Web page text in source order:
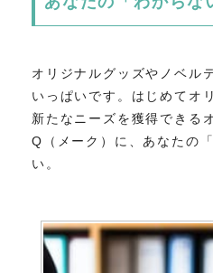
オリジナルグッズやノベル
いっぱいです。はじめてオ
新たなニーズを獲得できる
Q（メーク）に、あなたの
い。